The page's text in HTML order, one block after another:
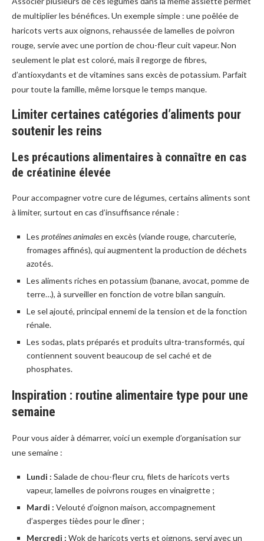
de multiplier les bénéfices. Un exemple simple : une poêlée de
haricots verts aux oignons, rehaussée de lamelles de poivron
rouge, servie avec une portion de chou-fleur cuit vapeur. Non
seulement le plat est coloré, mais il regorge de fibres,
d’antioxydants et de vitamines sans excès de potassium. Parfait
pour toute la famille, même lorsque le temps manque.
Limiter certaines catégories d’aliments pour
soutenir les reins
Les précautions alimentaires à connaître en cas
de créatinine élevée
Pour accompagner votre cure de légumes, certains aliments sont
à limiter, surtout en cas d’insuffisance rénale :
Les protéines animalesen excès (viande rouge, charcuterie,
fromages affinés), qui augmentent la production de déchets
azotés.
Les aliments riches en potassium (banane, avocat, pomme de
terre…), à surveiller en fonction de votre bilan sanguin.
Le sel ajouté, principal ennemi de la tension et de la fonction
rénale.
Les sodas, plats préparés et produits ultra-transformés, qui
contiennent souvent beaucoup de sel caché et de
phosphates.
Inspiration : routine alimentaire type pour une
semaine
Pour vous aider à démarrer, voici un exemple d’organisation sur
une semaine :
Lundi : Salade de chou-fleur cru, filets de haricots verts
vapeur, lamelles de poivrons rouges en vinaigrette ;
Mardi : Velouté d’oignon maison, accompagnement
d’asperges tièdes pour le dîner ;
Mercredi : Wok de haricots verts et oignons, servi avec un